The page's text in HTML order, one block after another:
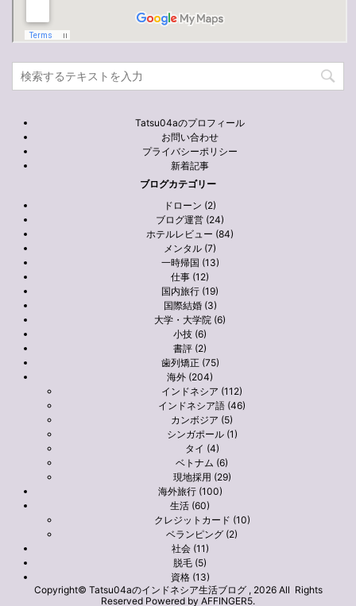
Tatsu04aのプロフィール
お問い合わせ
プライバシーポリシー
新着記事
ブログカテゴリー
ドローン (2)
ブログ運営 (24)
ホテルレビュー (84)
メンタル (7)
一時帰国 (13)
仕事 (12)
国内旅行 (19)
国際結婚 (3)
大学・大学院 (6)
小技 (6)
書評 (2)
歯列矯正 (75)
海外 (204)
インドネシア (112)
インドネシア語 (46)
カンボジア (5)
シンガポール (1)
タイ (4)
ベトナム (6)
現地採用 (29)
海外旅行 (100)
生活 (60)
クレジットカード (10)
ベランピング (2)
社会 (11)
脱毛 (5)
資格 (13)
Copyright© Tatsu04aのインドネシア生活ブログ , 2026 All Rights
Reserved Powered by AFFINGER5.